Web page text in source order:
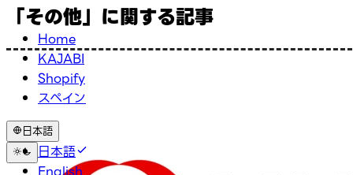
Home
KAJABI
Shopify
スペイン
日本語
日本語
「その他」に関する記事